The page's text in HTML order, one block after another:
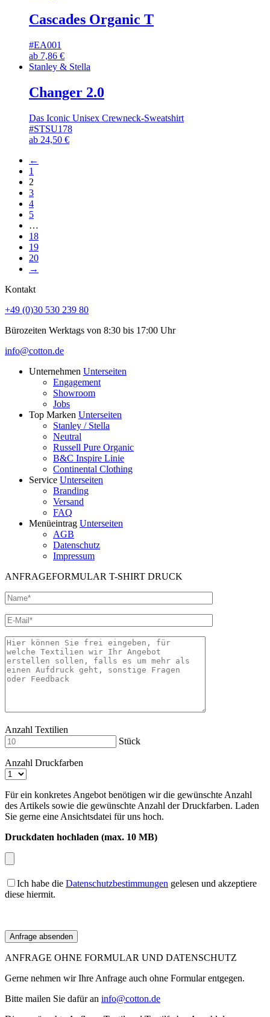
Cascades Organic T
#EA001
ab 7,86 €
Stanley & Stella
Changer 2.0
Das Iconic Unisex Crewneck-Sweatshirt
#STSU178
ab 24,50 €
←
1
2
3
4
5
…
18
19
20
→
Kontakt
+49 (0)30 530 239 80
Bürozeiten Werktags von 8:30 bis 17:00 Uhr
info@cotton.de
Unternehmen Unterseiten
Engagement
Showroom
Jobs
Top Marken Unterseiten
Stanley / Stella
Neutral
Russell Pure Organic
B&C Inspire Linie
Continental Clothing
Service Unterseiten
Branding
Versand
FAQ
Menüeintrag Unterseiten
AGB
Datenschutz
Impressum
ANFRAGEFORMULAR T-SHIRT DRUCK
Anzahl Textilien
Stück
Anzahl Druckfarben
Für ein konkretes Angebot benötigen wir die gewünschte Anzahl
des Artikels sowie die gewünschte Anzahl der Druckfarben. Laden
Sie gerne eine Ansichtsdatei für uns hoch.
Druckdaten hochladen (max. 10 MB)
Ich habe die Datenschutzbestimmungen gelesen und akzeptiere
diese hiermit.
ANFRAGE OHNE FORMULAR UND DATENSCHUTZ
Gerne nehmen wir Ihre Anfrage auch ohne Formular entgegen.
Bitte mailen Sie dafür an info@cotton.de